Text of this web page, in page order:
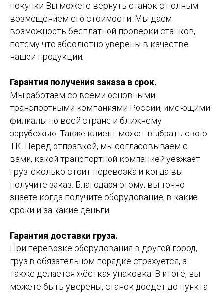
покупки Вы можете вернуть станок с полным
возмещением его стоимости. Мы даем
возможность бесплатной проверки станков,
потому что абсолютно уверены в качестве
нашей продукции.
Гарантия получения заказа в срок.
Мы работаем со всеми основными
транспортными компаниями России, имеющими
филиалы по всей стране и ближнему
зарубежью. Также клиент может выбрать свою
ТК. Перед отправкой, мы согласовываем с
вами, какой транспортной компанией уезжает
груз, сколько стоит перевозка и когда вы
получите заказ. Благодаря этому, вы точно
знаете когда получите оборудование, в какие
сроки и за какие деньги.
Гарантия доставки груза.
При перевозке оборудования в другой город,
груз в обязательном порядке страхуется, а
также делается жёсткая упаковка. В итоге, вы
можете быть уверены, станок доедет до пункта